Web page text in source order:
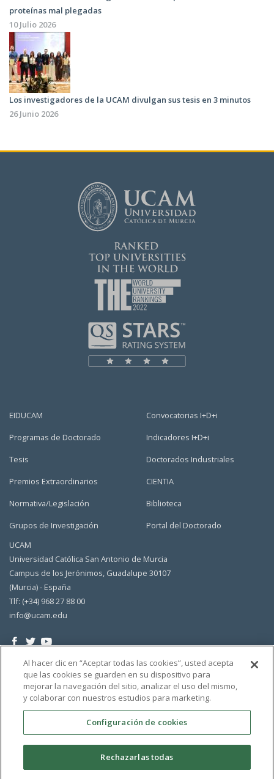
proteínas mal plegadas
10 Julio 2026
Los investigadores de la UCAM divulgan sus tesis en 3 minutos
26 Junio 2026
EIDUCAM
Programas de Doctorado
Tesis
Premios Extraordinarios
Normativa/Legislación
Grupos de Investigación
Convocatorias I+D+i
Indicadores I+D+i
Doctorados Industriales
CIENTIA
Biblioteca
Portal del Doctorado
UCAM
Universidad Católica San Antonio de Murcia
Campus de los Jerónimos, Guadalupe 30107
(Murcia) - España
Tlf: (+34) 968 27 88 00
info@ucam.edu
Al hacer clic en “Aceptar todas las cookies”, usted acepta
que las cookies se guarden en su dispositivo para
mejorar la navegación del sitio, analizar el uso del mismo,
y colaborar con nuestros estudios para marketing.
Configuración de cookies
Rechazarlas todas